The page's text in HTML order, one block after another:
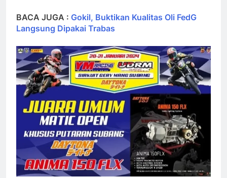
BACA JUGA : Gokil, Buktikan Kualitas Oli FedG
Langsung Dipakai Trabas